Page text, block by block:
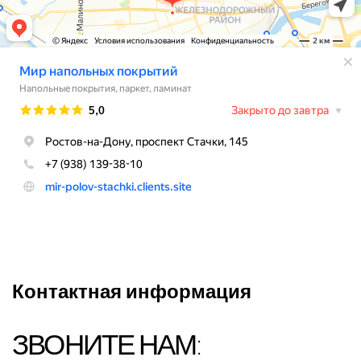
Контактная информация
ЗВОНИТЕ НАМ: